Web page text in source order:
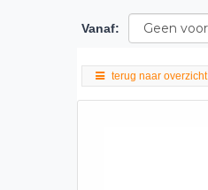
Vanaf:
terug naar overzicht